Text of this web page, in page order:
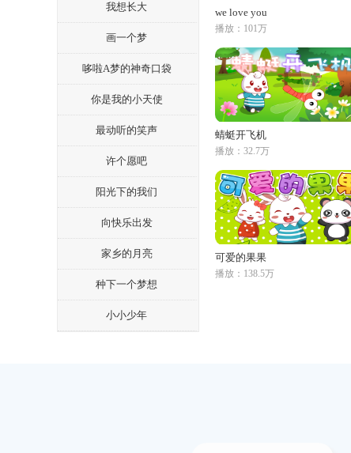
我想长大
画一个梦
哆啦A梦的神奇口袋
你是我的小天使
最动听的笑声
许个愿吧
阳光下的我们
向快乐出发
家乡的月亮
种下一个梦想
小小少年
we love you
播放：101万
蜻蜓开飞机
播放：32.7万
可爱的果果
播放：138.5万